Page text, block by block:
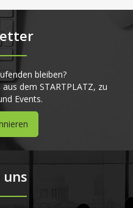
bleiben?
dem STARTPLATZ, zu
Events.
uns